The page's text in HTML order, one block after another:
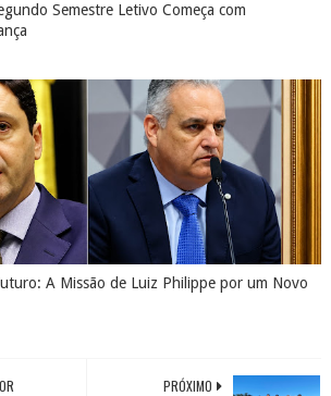
Semestre Letivo Começa com
A Missão de Luiz Philippe por um Novo
PRÓXIMO